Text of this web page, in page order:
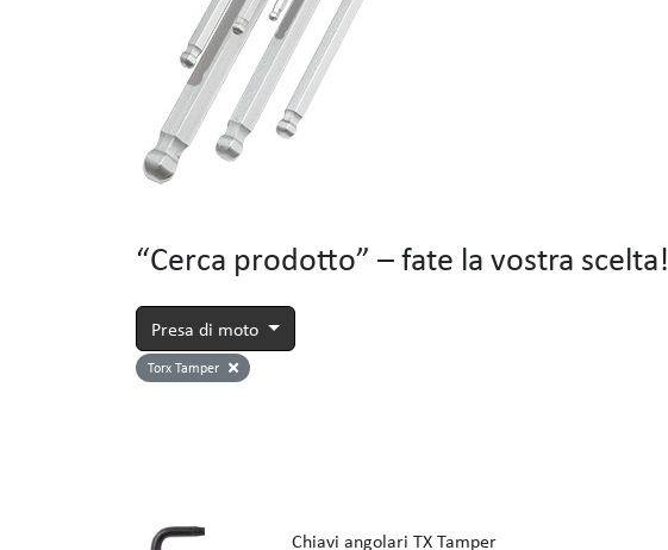
“Cerca prodotto” – fate la vostra scelta!
Presa di moto
Torx Tamper
Chiavi angolari TX Tamper